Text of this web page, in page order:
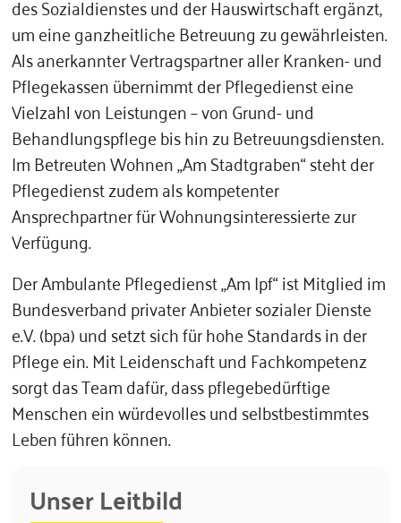
des Sozialdienstes und der Hauswirtschaft ergänzt,
um eine ganzheitliche Betreuung zu gewährleisten.
Als anerkannter Vertragspartner aller Kranken- und
Pflegekassen übernimmt der Pflegedienst eine
Vielzahl von Leistungen – von Grund- und
Behandlungspflege bis hin zu Betreuungsdiensten.
Im Betreuten Wohnen „Am Stadtgraben“ steht der
Pflegedienst zudem als kompetenter
Ansprechpartner für Wohnungsinteressierte zur
Verfügung.
Der Ambulante Pflegedienst „Am Ipf“ ist Mitglied im
Bundesverband privater Anbieter sozialer Dienste
e.V. (bpa) und setzt sich für hohe Standards in der
Pflege ein. Mit Leidenschaft und Fachkompetenz
sorgt das Team dafür, dass pflegebedürftige
Menschen ein würdevolles und selbstbestimmtes
Leben führen können.
Unser Leitbild